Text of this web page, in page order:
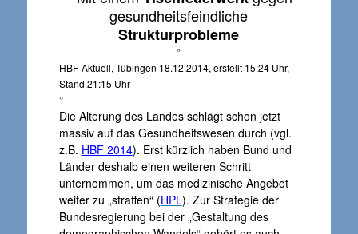
gesundheitsfeindliche
Strukturprobleme
°
HBF-Aktuell, Tübingen 18.12.2014, erstellt 15:24 Uhr,
Stand 21:15 Uhr
°
Die Alterung des Landes schlägt schon jetzt
massiv auf das Gesundheitswesen durch (vgl.
z.B. HBF 2014). Erst kürzlich haben Bund und
Länder deshalb einen weiteren Schritt
unternommen, um das medizinische Angebot
weiter zu „straffen“ (HPL). Zur Strategie der
Bundesregierung bei der „Gestaltung des